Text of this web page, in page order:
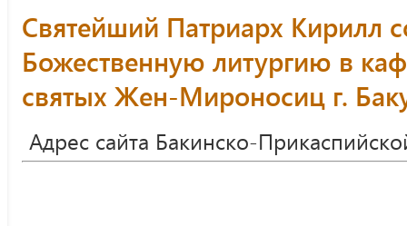
Святейший Патриарх Кирилл
Божественную литургию в
святых Жен-Мироносиц г.
Адрес сайта Бакинско-